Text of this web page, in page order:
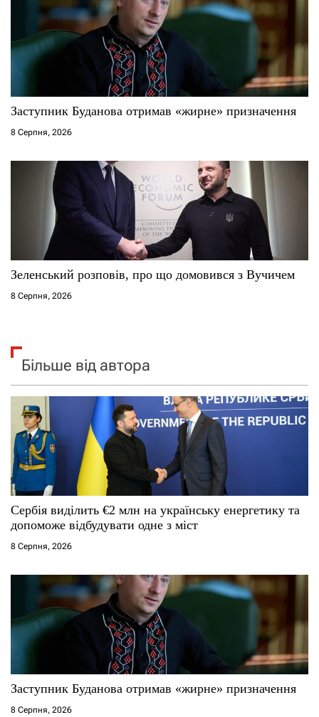
Заступник Буданова отримав «жирне» призначення
8 Серпня, 2026
Зеленський розповів, про що домовився з Вучичем
8 Серпня, 2026
Більше від автора
Сербія виділить €2 млн на українську енергетику та
допоможе відбудувати одне з міст
8 Серпня, 2026
Заступник Буданова отримав «жирне» призначення
8 Серпня, 2026